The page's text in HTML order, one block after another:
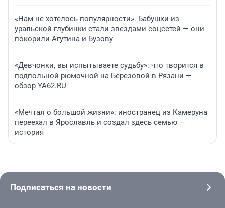
«Нам не хотелось популярности». Бабушки из
уральской глубинки стали звездами соцсетей — они
покорили Агутина и Бузову
«Девчонки, вы испытываете судьбу»: что творится в
подпольной рюмочной на Березовой в Рязани —
обзор YA62.RU
«Мечтал о большой жизни»: иностранец из Камеруна
переехал в Ярославль и создал здесь семью —
история
Подписаться на новости